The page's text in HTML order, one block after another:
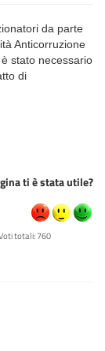
da parte
Anticorruzione
stato necessario
di
ti è stata utile?
totali: 760